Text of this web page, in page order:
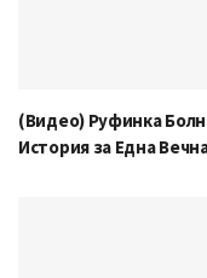
(Видео) Руфинка
История за Една